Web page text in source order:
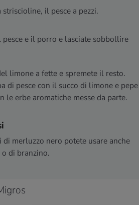
il pesce a pezzi.
e il porro e lasciate sobbollire
limone a fette e spremete il resto.
di pesce con il succo di limone e pepe
le erbe aromatiche messe da parte.
merluzzo nero potete usare anche
di branzino.